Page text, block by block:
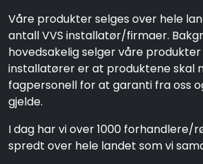
Våre produkter selges over hele
antall VVS installatør/firmaer.
hovedsakelig selger våre produkter
installatører er at produktene skal
fagpersonell for at garanti fra oss
gjelde.
I dag har vi over 1000 forhandlere/
spredt over hele landet som vi